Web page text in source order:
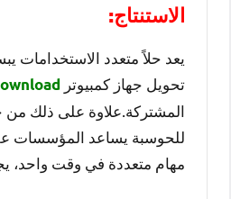
الاستنتاج:
يعد حلاً متعدد الاستخدامات
تحويل جهاز كمبيوتر
المشتركة.علاوة على ذلك من
للحوسبة يساعد المؤسسات
مهام متعددة في وقت واحد،